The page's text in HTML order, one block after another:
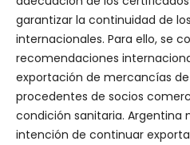
garantizar la continuidad de
internacionales. Para ello, se
recomendaciones
exportación de mercancías
procedentes de socios
condición sanitaria. Argentina
intención de continuar